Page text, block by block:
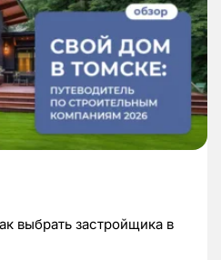
выбрать застройщика в